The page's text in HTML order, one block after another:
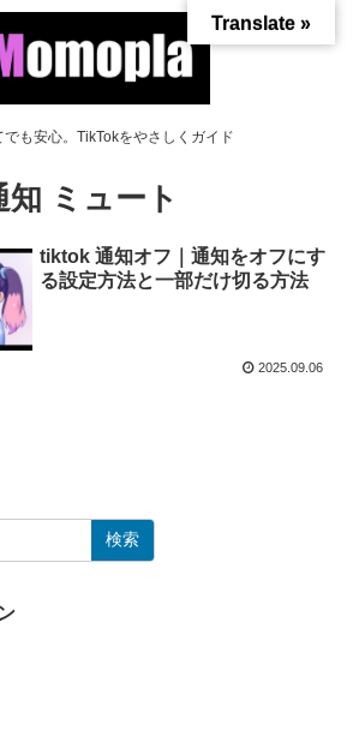
でも安心。TikTokをやさしくガイド
ミュート
tiktok 通知オフ｜通知をオフにす
る設定方法と一部だけ切る方法
2025.09.06
検索
Translate »